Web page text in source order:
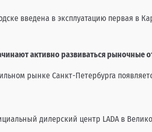
введена в эксплуатацию первая в
активно развиваться
рынке Санкт-Петербурга
дилерский центр LADA в